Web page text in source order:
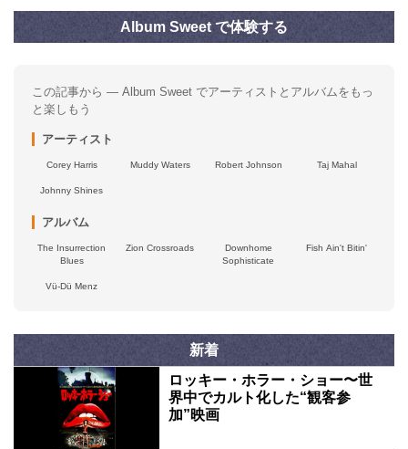
Album Sweet で体験する
この記事から — Album Sweet でアーティストとアルバムをもっ
と楽しもう
アーティスト
Corey Harris Muddy Waters Robert Johnson Taj Mahal
Johnny Shines
アルバム
The Insurrection
Blues
Zion Crossroads
Downhome
Sophisticate
Fish Ain't Bitin'
Vü-Dü Menz
新着
ロッキー・ホラー・ショー〜世
界中でカルト化した“観客参
加”映画